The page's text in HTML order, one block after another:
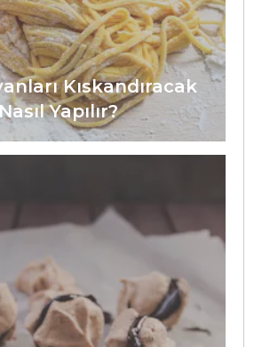
Kıskandıracak
Yapılır?